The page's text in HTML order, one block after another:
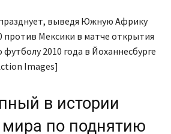
выведя Южную Африку
против Мексики в матче открытия
2010 года в Йоханнесбурге
Images]
в истории
по поднятию